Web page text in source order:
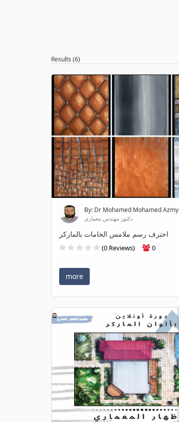
Results (6)
By: Dr Mohamed Mohamed Azmy
دكتور مهندس معماري
احترف رسم ملامس الخامات بالماركر
(0 Reviews) 0
more